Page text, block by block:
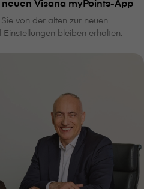
von der alten zur neuen
bleiben erhalten.